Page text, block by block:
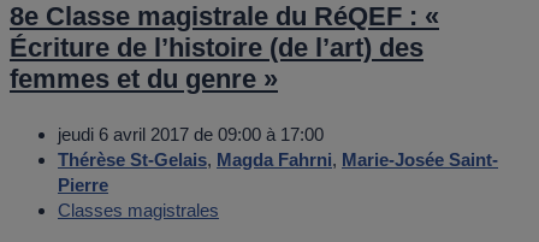
8e Classe magistrale du RéQEF : «
Écriture de l’histoire (de l’art) des
femmes et du genre »
jeudi 6 avril 2017 de 09:00 à 17:00
Thérèse St-Gelais, Magda Fahrni, Marie-Josée Saint-
Pierre
Classes magistrales